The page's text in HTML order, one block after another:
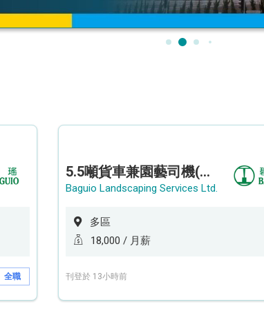
全職
5.5噸貨車兼園藝司機(港九新界)
Baguio Landscaping Services Ltd.
多區
18,000 / 月薪
刊登於 13小時前